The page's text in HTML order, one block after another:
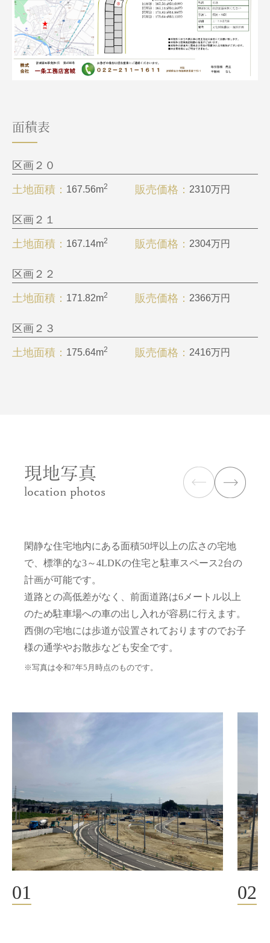
面積表
区画２０
土地面積
167.56m2 販売価格 2310万円
区画２１
土地面積
167.14m2 販売価格 2304万円
区画２２
土地面積
171.82m2 販売価格 2366万円
区画２３
土地面積
175.64m2 販売価格 2416万円
現地写真
location photos
閑静な住宅地内にある面積50坪以上の広さの宅地
で、標準的な3～4LDKの住宅と駐車スペース2台の
計画が可能です。
道路との高低差がなく、前面道路は6メートル以上
のため駐車場への車の出し入れが容易に行えます。
西側の宅地には歩道が設置されておりますのでお子
様の通学やお散歩なども安全です。
※写真は令和7年5月時点のものです。
01 02